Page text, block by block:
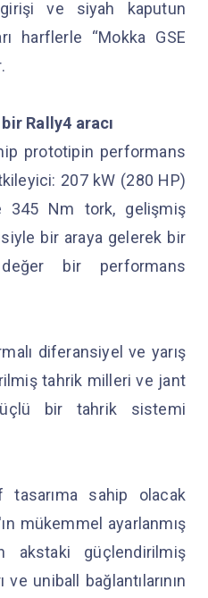
ve siyah kaputun
harflerle “Mokka GSE
Rally4 aracı
prototipin performans
207 kW (280 HP)
345 Nm tork, gelişmiş
bir araya gelerek bir
bir performans
diferansiyel ve yarış
tahrik milleri ve jant
bir tahrik sistemi
sahip olacak
mükemmel ayarlanmış
akstaki güçlendirilmiş
uniball bağlantılarının